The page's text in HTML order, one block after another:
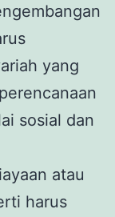
yang
sosial dan
atau
harus